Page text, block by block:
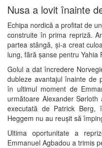
Nusa a lovit înainte
Echipa nordică a profitat de
construite în prima repriză.
partea stângă, și-a creat
lung, fără șanse pentru Yahia
Golul a dat încredere
dubleze avantajul înainte de
în ultimul moment de
următoare Alexander
executată de Patrick Berg,
Heggem nu au reușit să
Ultima oportunitate a
Emmanuel Agbadou a trimis